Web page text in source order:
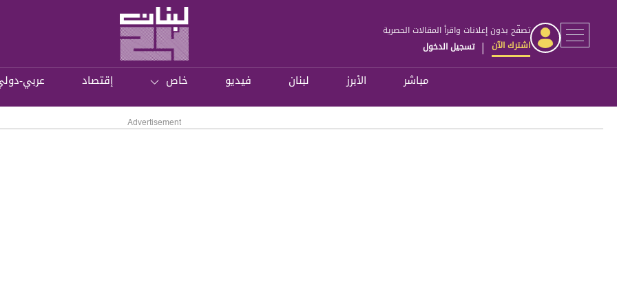
تصفّح بدون إعلانات واقرأ المقالات الحصرية
اشترك الآن | تسجيل الدخول
مباشر الأبرز لبنان فيديو خاص إقتصاد عربي-
Advertisement